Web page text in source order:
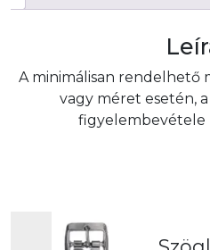
A minimálisan rendelhető
vagy méret esetén,
figyelembevétele